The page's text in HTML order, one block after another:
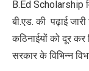
B.Ed Scholarship
बी.एड. की पढ़ाई जारी
कठिनाईयों को दूर कर
सरकार के विभिन्न